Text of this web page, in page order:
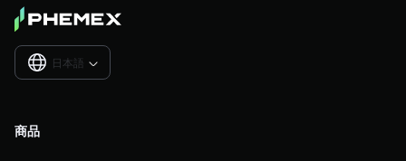
日本語 
商品